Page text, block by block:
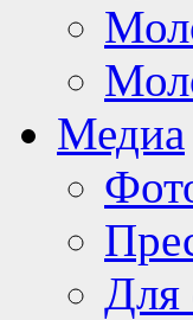
Медиа
Для